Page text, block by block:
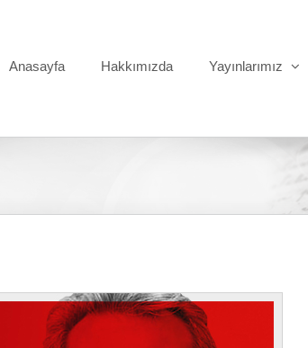
Anasayfa
Hakkımızda Yayınlarımız